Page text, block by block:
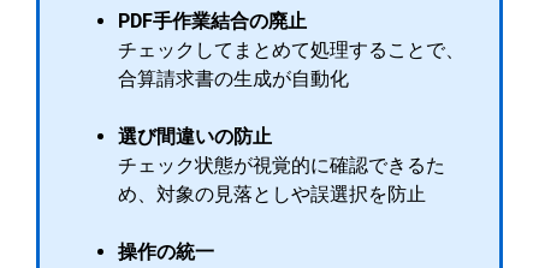
PDF手作業結合の廃止
チェックしてまとめて処理することで、
合算請求書の生成が自動化
選び間違いの防止
チェック状態が視覚的に確認できるた
め、対象の見落としや誤選択を防止
操作の統一